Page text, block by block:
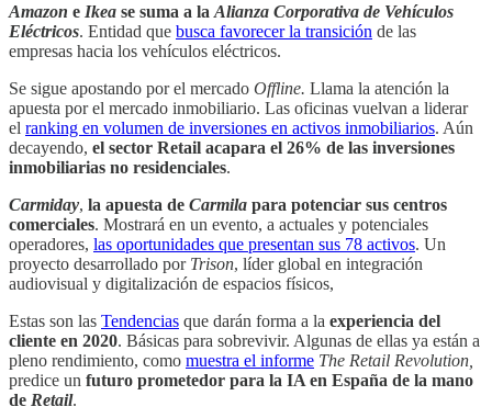
Amazon e Ikea se suma a la Alianza Corporativa de Vehículos
Eléctricos. Entidad que busca favorecer la transición de las
empresas hacia los vehículos eléctricos.
Se sigue apostando por el mercado Offline. Llama la atención la
apuesta por el mercado inmobiliario. Las oficinas vuelvan a liderar
el ranking en volumen de inversiones en activos inmobiliarios. Aún
decayendo, el sector Retail acapara el 26% de las inversiones
inmobiliarias no residenciales.
Carmiday, la apuesta de Carmila para potenciar sus centros
comerciales. Mostrará en un evento, a actuales y potenciales
operadores, las oportunidades que presentan sus 78 activos. Un
proyecto desarrollado por Trison, líder global en integración
audiovisual y digitalización de espacios físicos,
Estas son las Tendencias que darán forma a la experiencia del
cliente en 2020. Básicas para sobrevivir. Algunas de ellas ya están a
pleno rendimiento, como muestra el informe The Retail Revolution,
predice un futuro prometedor para la IA en España de la mano
de Retail.